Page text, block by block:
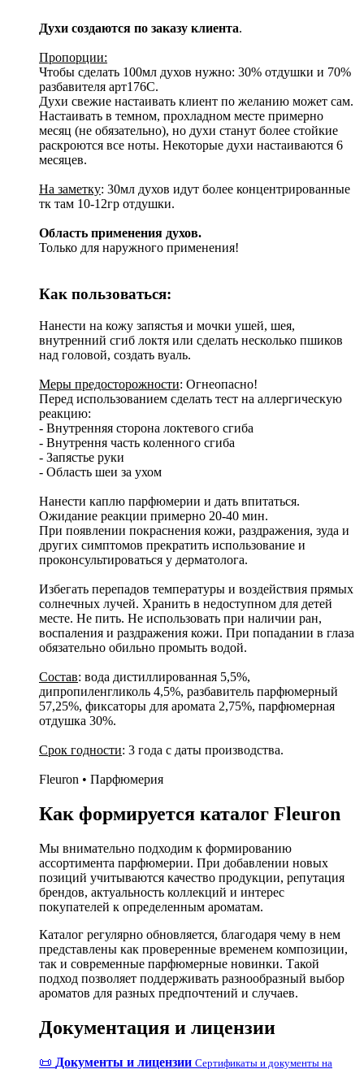
Духи создаются по заказу клиента.
Пропорции:
Чтобы сделать 100мл духов нужно: 30% отдушки и 70%
разбавителя арт176С.
Духи свежие настаивать клиент по желанию может сам.
Настаивать в темном, прохладном месте примерно
месяц (не обязательно), но духи станут более стойкие
раскроются все ноты. Некоторые духи настаиваются 6
месяцев.
На заметку: 30мл духов идут более концентрированные
тк там 10-12гр отдушки.
Область применения духов.
Только для наружного применения!
Как пользоваться:
Нанести на кожу запястья и мочки ушей, шея,
внутренний сгиб локтя или сделать несколько пшиков
над головой, создать вуаль.
Меры предосторожности: Огнеопасно!
Перед использованием сделать тест на аллергическую
реакцию:
- Внутренняя сторона локтевого сгиба
- Внутрення часть коленного сгиба
- Запястье руки
- Область шеи за ухом
Нанести каплю парфюмерии и дать впитаться.
Ожидание реакции примерно 20-40 мин.
При появлении покраснения кожи, раздражения, зуда и
других симптомов прекратить использование и
проконсультироваться у дерматолога.
Избегать перепадов температуры и воздействия прямых
солнечных лучей. Хранить в недоступном для детей
месте. Не пить. Не использовать при наличии ран,
воспаления и раздражения кожи. При попадании в глаза
обязательно обильно промыть водой.
Состав: вода дистиллированная 5,5%,
дипропиленгликоль 4,5%, разбавитель парфюмерный
57,25%, фиксаторы для аромата 2,75%, парфюмерная
отдушка 30%.
Срок годности: 3 года с даты производства.
Fleuron • Парфюмерия
Как формируется каталог Fleuron
Мы внимательно подходим к формированию
ассортимента парфюмерии. При добавлении новых
позиций учитываются качество продукции, репутация
брендов, актуальность коллекций и интерес
покупателей к определенным ароматам.
Каталог регулярно обновляется, благодаря чему в нем
представлены как проверенные временем композиции,
так и современные парфюмерные новинки. Такой
подход позволяет поддерживать разнообразный выбор
ароматов для разных предпочтений и случаев.
Документация и лицензии
📜 Документы и лицензии Сертификаты и документы на